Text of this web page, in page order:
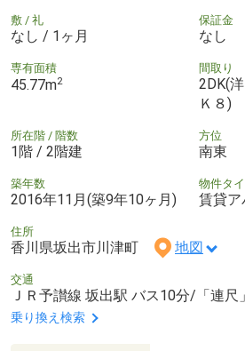
敷 / 礼
なし / 1ヶ月
保証金
なし
専有面積
45.77m2
間取り
2DK(
Ｋ８)
所在階 / 階数
1階 / 2階建
方位
南東
築年数
2016年11月(築9年10ヶ月)
物件タ
賃貸ア
住所
香川県坂出市川津町 地図
交通
ＪＲ予讃線 坂出駅 バス10分/「連尺
乗り換え検索